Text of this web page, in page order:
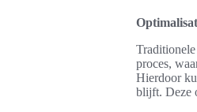
proces,
Hierdoor
blijft. Deze